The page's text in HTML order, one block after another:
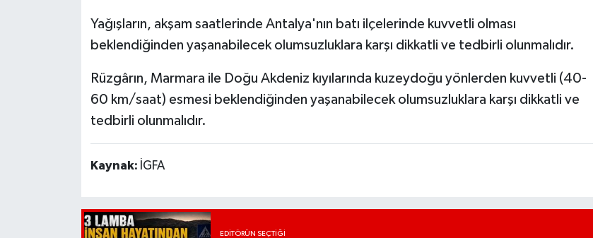
Yağışların, akşam saatlerinde Antalya'nın batı ilçelerinde kuvvetli olması
beklendiğinden yaşanabilecek olumsuzluklara karşı dikkatli ve tedbirli olunmalıdır.
Rüzgârın, Marmara ile Doğu Akdeniz kıyılarında kuzeydoğu yönlerden kuvvetli (40-
60 km/saat) esmesi beklendiğinden yaşanabilecek olumsuzluklara karşı dikkatli ve
tedbirli olunmalıdır.
Kaynak: İGFA
EDITÖRÜN SEÇTIĞI